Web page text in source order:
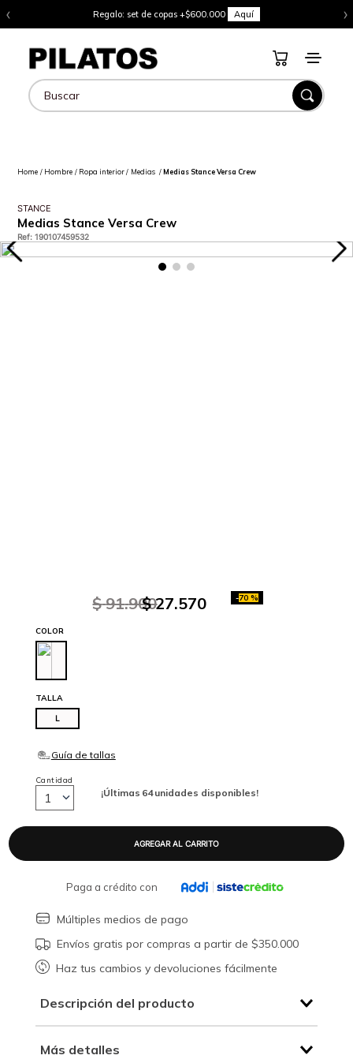
‹ Regalo: set de copas +$600.000 Aquí ›
Buscar
Hombre Ropa interior Medias Medias Stance Versa Crew
STANCE
Medias Stance Versa Crew
Ref:190107459532
$ 91.900
$ 27.570 -70 %
TALLA
L
COLOR
¡Últimas 64 unidades disponibles!
Cantidad
1
Paga a crédito con
Múltiples medios de pago
Envíos gratis por compras a partir de $350.000
Haz tus cambios y devoluciones fácilmente
Descripción del producto
Más detalles